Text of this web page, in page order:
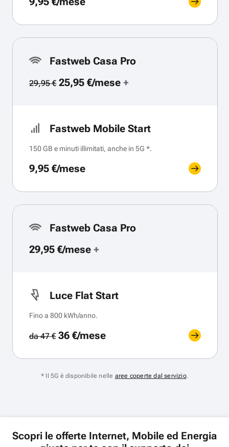
Fastweb Casa Pro
29,95 €25,95 €/mese+
Fastweb Mobile Start
150 GB e minuti illimitati, anche in 5G *.
9,95 €/mese
Fastweb Casa Pro
29,95 €/mese +
Luce Flat Start
Fino a 800 kWh/anno.
da 47 €36 €/mese
* Il 5G è disponibile nelle aree coperte dal servizio.
Scopri le offerte Internet, Mobile ed Energia